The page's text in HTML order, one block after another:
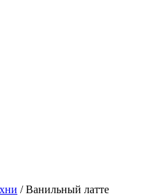
/ Ванильный латте